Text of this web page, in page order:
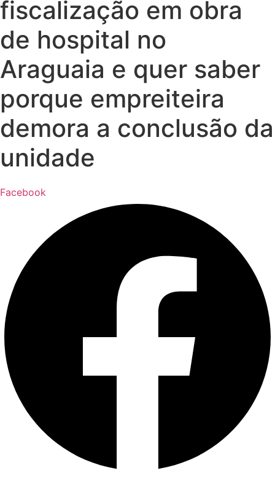
fiscalização em obra
de hospital no
Araguaia e quer saber
porque empreiteira
demora a conclusão da
unidade
Facebook